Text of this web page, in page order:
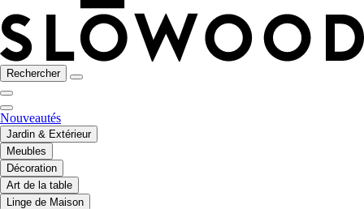
Rechercher
Nouveautés
Jardin & Extérieur
Meubles
Décoration
Art de la table
Linge de Maison